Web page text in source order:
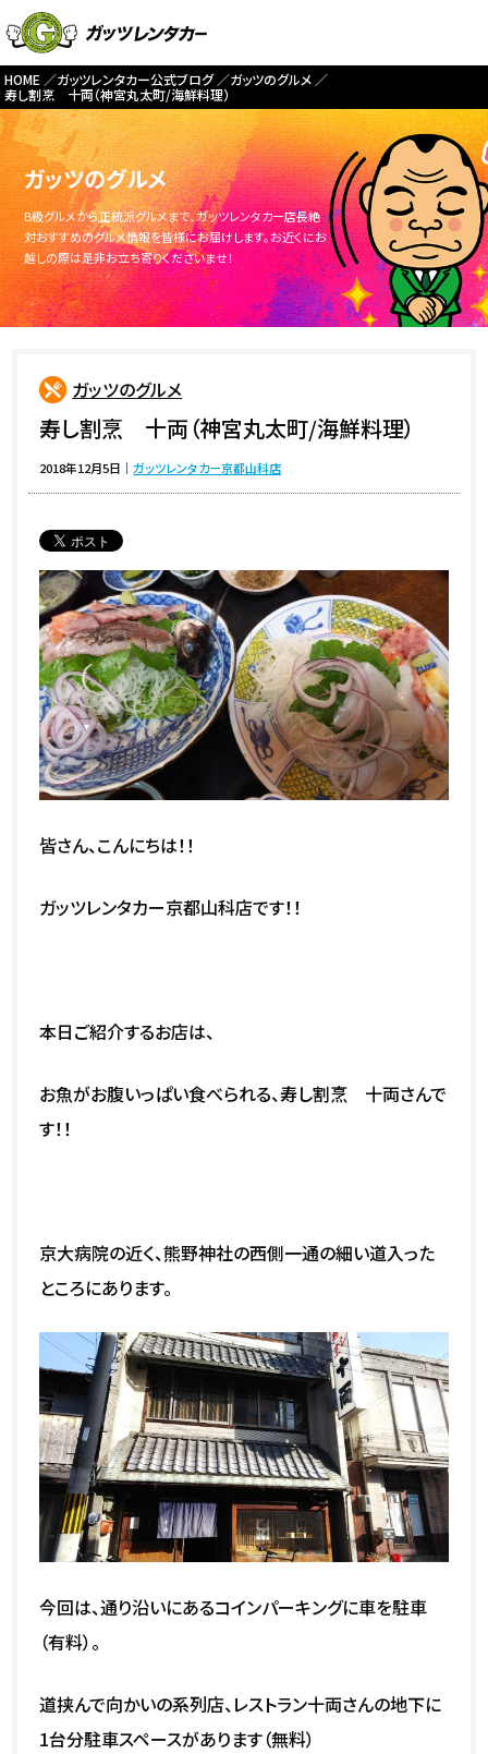
HOME ガッツレンタカー公式ブログ
ガッツのグルメ
寿し割烹 十両（神宮丸太町/海鮮料理）
ガッツのグルメ
B級グルメから正統派グルメまで、ガッツレンタカー店長絶
対おすすめのグルメ情報を皆様にお届けします。お近くにお
越しの際は是非お立ち寄りくださいませ！
ガッツのグルメ
寿し割烹 十両（神宮丸太町/海鮮料理）
2018年12月5日 ｜ガッツレンタカー京都山科店
皆さん、こんにちは！！
ガッツレンタカー京都山科店です！！
本日ご紹介するお店は、
お魚がお腹いっぱい食べられる、寿し割烹 十両さんで
す！！
京大病院の近く、熊野神社の西側一通の細い道入った
ところにあります。
今回は、通り沿いにあるコインパーキングに車を駐車
（有料）。
道挟んで向かいの系列店、レストラン十両さんの地下に
1台分駐車スペースがあります（無料）